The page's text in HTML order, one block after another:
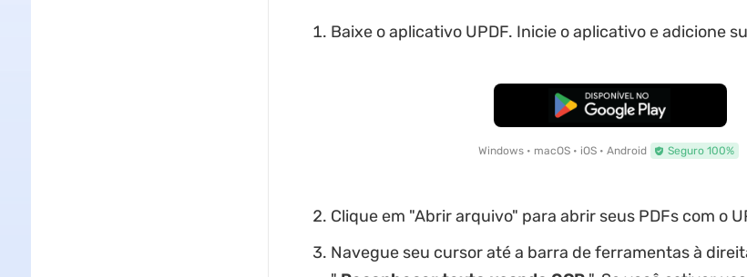
Baixe o aplicativo UPDF. Inicie o aplicativo e adicione
Baixar Grátis
Windows • macOS • iOS • Android Seguro 100%
Clique em "Abrir arquivo" para abrir seus PDFs com o
Navegue seu cursor até a barra de ferramentas à